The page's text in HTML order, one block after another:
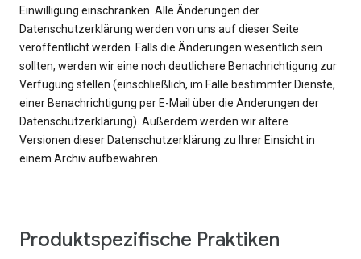
Einwilligung einschränken. Alle Änderungen der
Datenschutzerklärung werden von uns auf dieser Seite
veröffentlicht werden. Falls die Änderungen wesentlich sein
sollten, werden wir eine noch deutlichere Benachrichtigung zur
Verfügung stellen (einschließlich, im Falle bestimmter Dienste,
einer Benachrichtigung per E-Mail über die Änderungen der
Datenschutzerklärung). Außerdem werden wir ältere
Versionen dieser Datenschutzerklärung zu Ihrer Einsicht in
einem Archiv aufbewahren.
Produktspezifische Praktiken